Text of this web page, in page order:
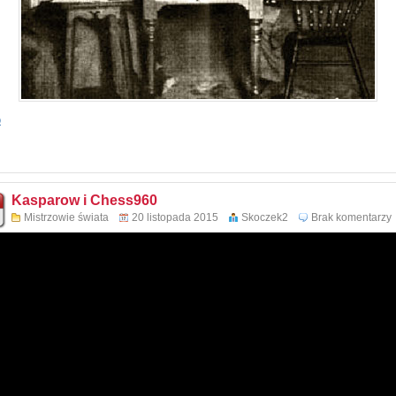
Kasparow i Chess960
Mistrzowie świata 20 listopada 2015 Skoczek2 Brak komentarzy